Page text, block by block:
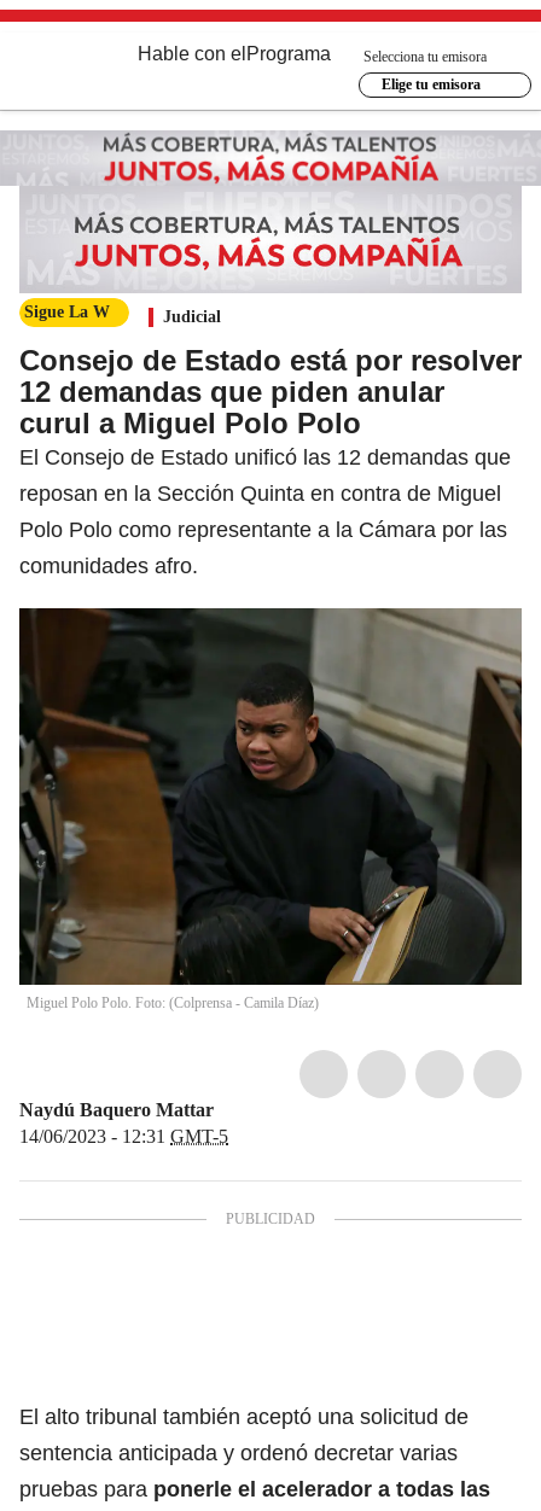
Hable con el Programa
Selecciona tu emisora
Elige tu emisora
Sigue La W Judicial
Consejo de Estado está por resolver
12 demandas que piden anular
curul a Miguel Polo Polo
El Consejo de Estado unificó las 12 demandas que
reposan en la Sección Quinta en contra de Miguel
Polo Polo como representante a la Cámara por las
comunidades afro.
Miguel Polo Polo. Foto: (Colprensa - Camila Díaz)
Naydú Baquero Mattar
14/06/2023 - 12:31 GMT-5
El alto tribunal también aceptó una solicitud de
sentencia anticipada y ordenó decretar varias
pruebas para ponerle el acelerador a todas las